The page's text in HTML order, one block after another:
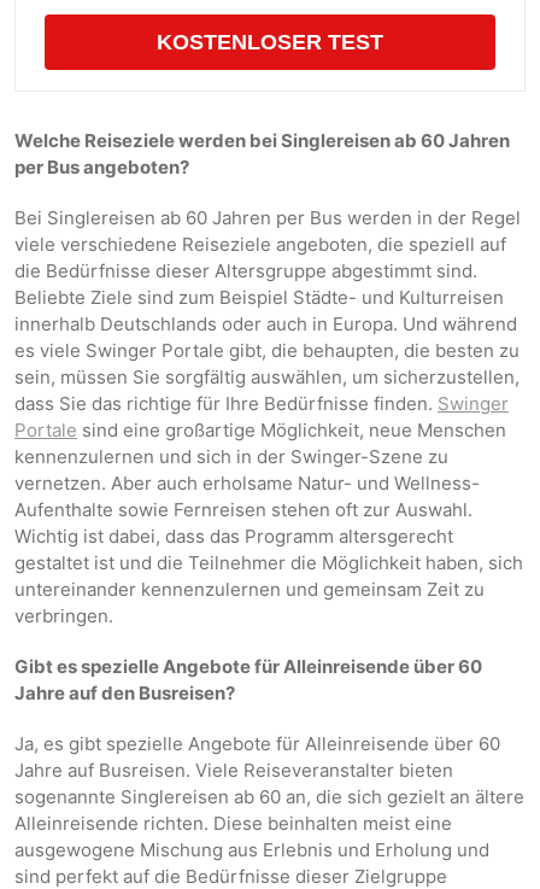
KOSTENLOSER TEST
Welche Reiseziele werden bei Singlereisen ab 60 Jahren
per Bus angeboten?
Bei Singlereisen ab 60 Jahren per Bus werden in der Regel
viele verschiedene Reiseziele angeboten, die speziell auf
die Bedürfnisse dieser Altersgruppe abgestimmt sind.
Beliebte Ziele sind zum Beispiel Städte- und Kulturreisen
innerhalb Deutschlands oder auch in Europa. Und während
es viele Swinger Portale gibt, die behaupten, die besten zu
sein, müssen Sie sorgfältig auswählen, um sicherzustellen,
dass Sie das richtige für Ihre Bedürfnisse finden. Swinger
Portale sind eine großartige Möglichkeit, neue Menschen
kennenzulernen und sich in der Swinger-Szene zu
vernetzen. Aber auch erholsame Natur- und Wellness-
Aufenthalte sowie Fernreisen stehen oft zur Auswahl.
Wichtig ist dabei, dass das Programm altersgerecht
gestaltet ist und die Teilnehmer die Möglichkeit haben, sich
untereinander kennenzulernen und gemeinsam Zeit zu
verbringen.
Gibt es spezielle Angebote für Alleinreisende über 60
Jahre auf den Busreisen?
Ja, es gibt spezielle Angebote für Alleinreisende über 60
Jahre auf Busreisen. Viele Reiseveranstalter bieten
sogenannte Singlereisen ab 60 an, die sich gezielt an ältere
Alleinreisende richten. Diese beinhalten meist eine
ausgewogene Mischung aus Erlebnis und Erholung und
sind perfekt auf die Bedürfnisse dieser Zielgruppe